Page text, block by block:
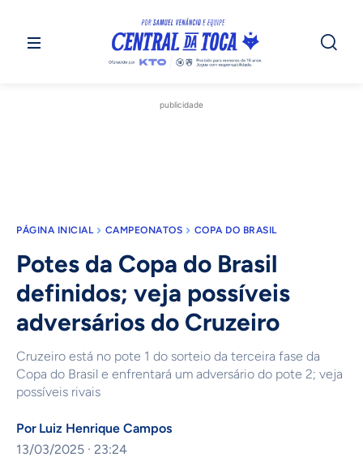
publicidade
PÁGINA INICIAL CAMPEONATOS COPA DO BRASIL
Potes da Copa do Brasil
definidos; veja possíveis
adversários do Cruzeiro
Cruzeiro está no pote 1 do sorteio da terceira fase da
Copa do Brasil e enfrentará um adversário do pote 2; veja
possíveis rivais
Por Luiz Henrique Campos
13/03/2025 · 23:24